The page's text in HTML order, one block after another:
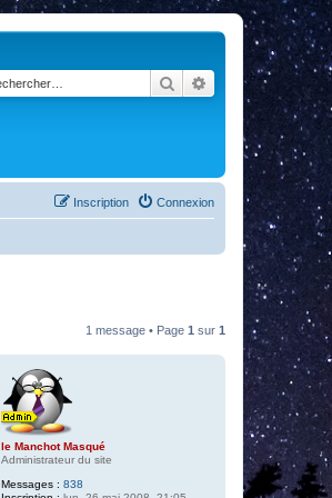
RechercherRecherche
Connexion
Inscription
1 message • Page 1 sur 1
le Manchot Masqué
Administrateur du site
Messages : 838